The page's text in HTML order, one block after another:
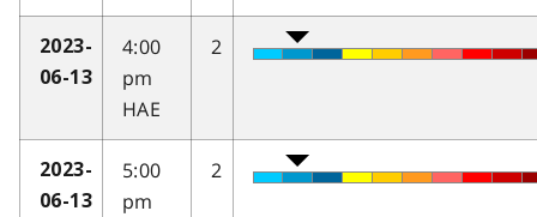
2023-
06-13
4:00
pm
HAE
2
2023-
06-13
5:00
pm
2